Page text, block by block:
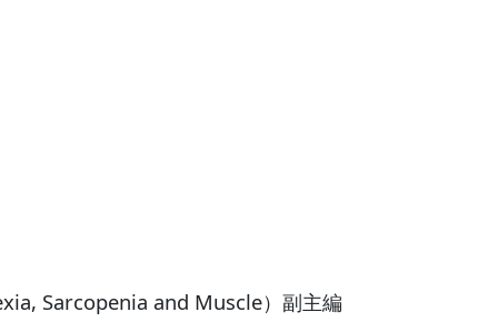
Sarcopenia and Muscle）副主編